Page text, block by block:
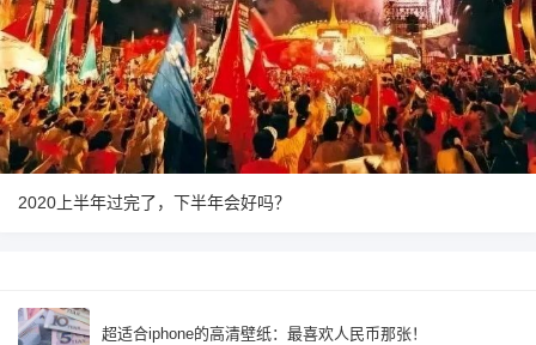
2020上半年过完了，下半年会好吗？
超适合iphone的高清壁纸：最喜欢人民币那张！